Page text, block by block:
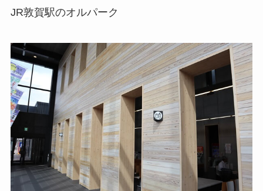
JR敦賀駅のオルパーク